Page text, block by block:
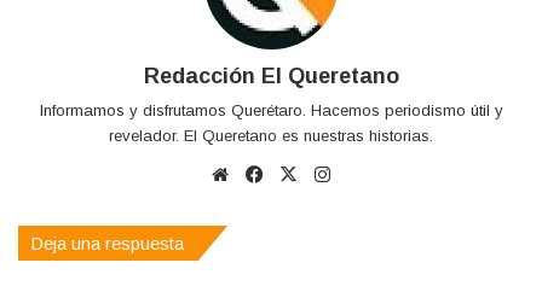
Redacción El Queretano
Informamos y disfrutamos Querétaro. Hacemos periodismo útil y
revelador. El Queretano es nuestras historias.
Sitio
Facebook
X
Deja una respuesta